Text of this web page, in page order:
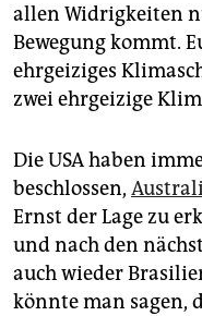
epaper login
allen Widrigkeiten
Bewegung kommt.
ehrgeiziges
zwei ehrgeizige
Die USA haben
beschlossen,
Ernst der Lage zu
und nach den
auch wieder
könnte man sagen,